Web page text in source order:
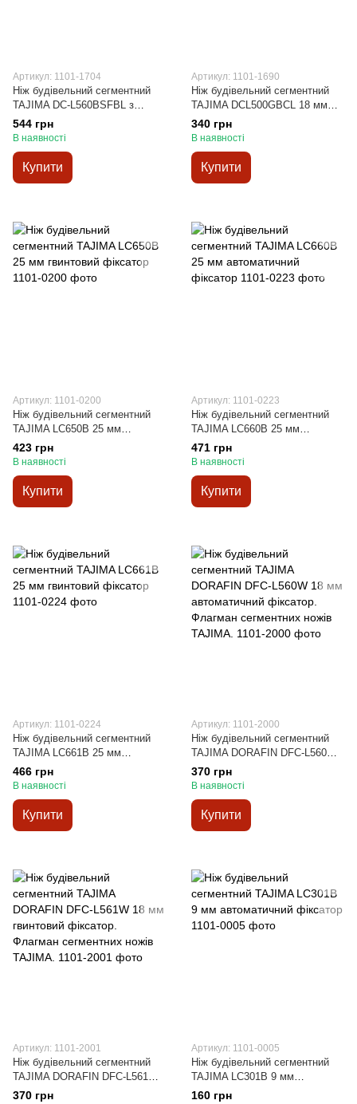
Артикул: 1101-1704
Ніж будівельний сегментний
TAJIMA DC-L560BSFBL з
кобурою 18 мм автоматичний
фіксатор
544 грн
В наявності
Купити
Артикул: 1101-1690
Ніж будівельний сегментний
TAJIMA DCL500GBCL 18 мм
автоматичний фіксатор
340 грн
В наявності
Купити
Артикул: 1101-0200
Ніж будівельний сегментний
TAJIMA LC650B 25 мм
гвинтовий фіксатор
423 грн
В наявності
Купити
Артикул: 1101-0223
Ніж будівельний сегментний
TAJIMA LC660B 25 мм
автоматичний фіксатор
471 грн
В наявності
Купити
Артикул: 1101-0224
Ніж будівельний сегментний
TAJIMA LC661B 25 мм
гвинтовий фіксатор
466 грн
В наявності
Купити
Артикул: 1101-2000
Ніж будівельний сегментний
TAJIMA DORAFIN DFC-L560W
18 мм автоматичний фіксатор.
Флагман сегментних ножів
370 грн
В наявності
Купити
Артикул: 1101-2001
Ніж будівельний сегментний
TAJIMA DORAFIN DFC-L561W
18 мм гвинтовий фіксатор.
370 грн
Артикул: 1101-0005
Ніж будівельний сегментний
TAJIMA LC301B 9 мм
автоматичний фіксатор
160 грн